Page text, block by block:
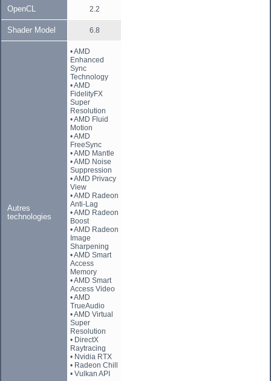
OpenCL 2.2
Shader Model 6.8
Autres
technologies
• AMD
Enhanced
Sync
Technology
• AMD
FidelityFX
Super
Resolution
• AMD Fluid
Motion
• AMD
FreeSync
• AMD Mantle
• AMD Noise
Suppression
• AMD Privacy
View
• AMD Radeon
Anti-Lag
• AMD Radeon
Boost
• AMD Radeon
Image
Sharpening
• AMD Smart
Access
Memory
• AMD Smart
Access Video
• AMD
TrueAudio
• AMD Virtual
Super
Resolution
• DirectX
Raytracing
• Nvidia RTX
• Radeon Chill
• Vulkan API